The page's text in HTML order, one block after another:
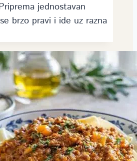
jednostavan
brzo pravi i ide uz razna